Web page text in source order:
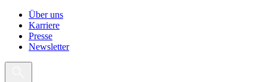
Über uns
Karriere
Presse
Newsletter